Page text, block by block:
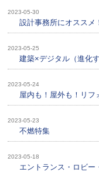
2023-05-30
設計事務所にオススメ
2023-05-25
建築×デジタル（進化
2023-05-24
屋内も！屋外も！リフ
2023-05-23
不燃特集
2023-05-18
エントランス・ロビー